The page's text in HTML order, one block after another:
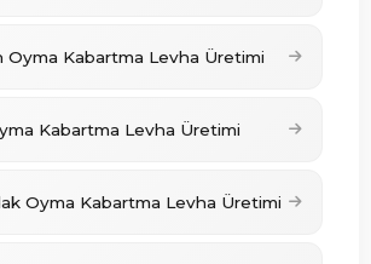
Oyma Kabartma Levha Üretimi
Kabartma Levha Üretimi
Oyma Kabartma Levha Üretimi